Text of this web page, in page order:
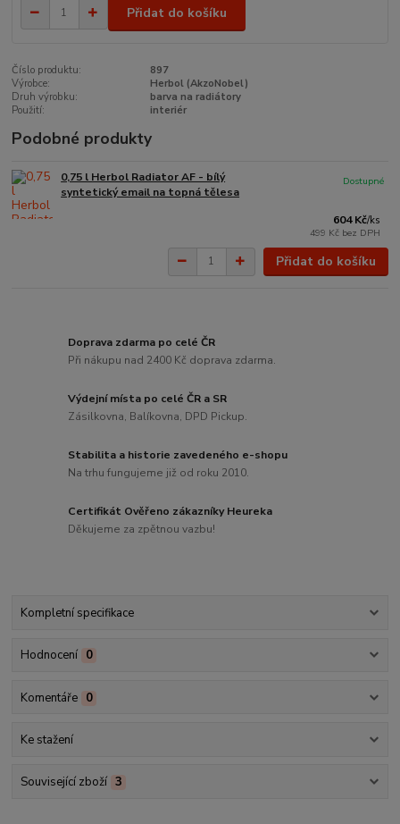
Přidat do košíku
Číslo produktu:
897
Výrobce:
Herbol (AkzoNobel)
Druh výrobku:
barva na radiátory
Použití:
interiér
Podobné produkty
0,75 l Herbol Radiator AF - bílý
syntetický email na topná tělesa
604 Kč/ks
499 Kč bez DPH
Dostupné
Přidat do košíku
Doprava zdarma po celé ČR
Při nákupu nad 2400 Kč doprava zdarma.
Výdejní místa po celé ČR a SR
Zásilkovna, Balíkovna, DPD Pickup.
Stabilita a historie zavedeného e-shopu
Na trhu fungujeme již od roku 2010.
Certifikát Ověřeno zákazníky Heureka
Děkujeme za zpětnou vazbu!
Kompletní specifikace
Hodnocení 0
Komentáře 0
Ke stažení
Související zboží 3